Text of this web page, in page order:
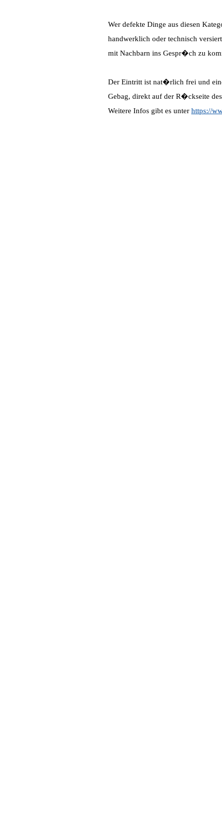
Wer defekte Dinge aus diesen
handwerklich oder technisch
mit Nachbarn ins Gespr�ch zu
Der Eintritt ist nat�rlich frei und
Gebag, direkt auf der R�ckseite
Weitere Infos gibt es unter https://